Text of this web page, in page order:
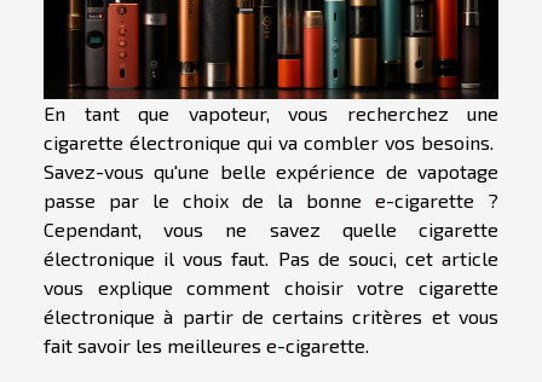
En tant que vapoteur, vous recherchez une
cigarette électronique qui va combler vos besoins.
Savez-vous qu'une belle expérience de vapotage
passe par le choix de la bonne e-cigarette ?
Cependant, vous ne savez quelle cigarette
électronique il vous faut. Pas de souci, cet article
vous explique comment choisir votre cigarette
électronique à partir de certains critères et vous
fait savoir les meilleures e-cigarette.